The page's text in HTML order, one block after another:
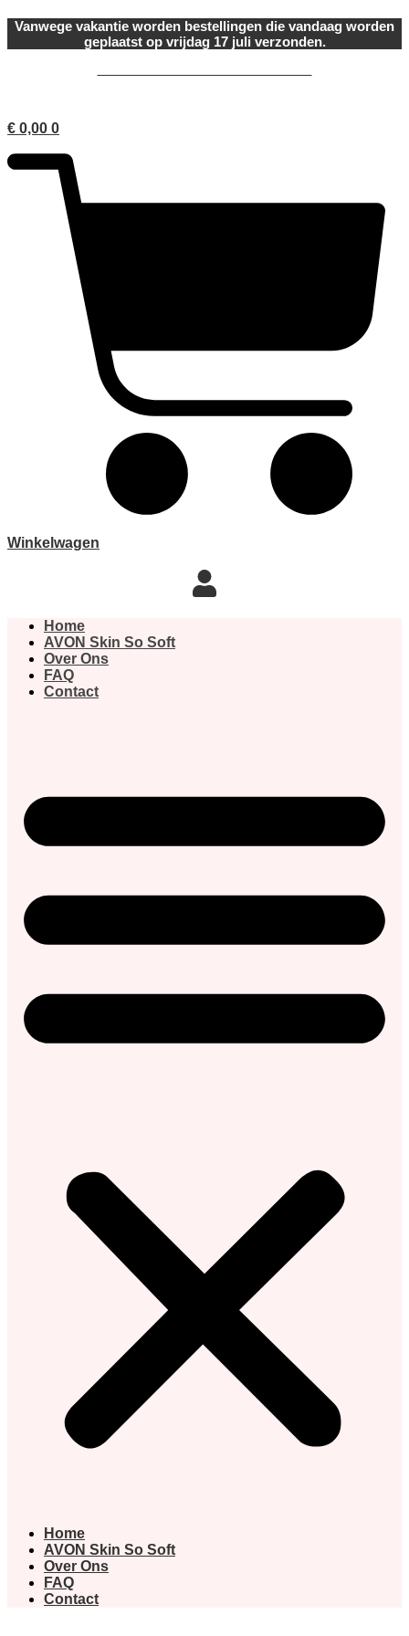
naar
de
Vanwege vakantie worden bestellingen die vandaag worden
geplaatst op vrijdag 17 juli verzonden.
€ 0,00 0
Winkelwagen
Home
AVON Skin So Soft
Over Ons
FAQ
Contact
Home
AVON Skin So Soft
Over Ons
FAQ
Contact